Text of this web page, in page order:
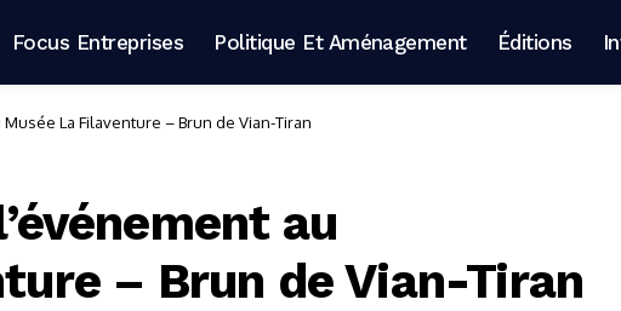
Focus Entreprises Politique Et Aménagement Éditions
La Filaventure – Brun de Vian-Tiran
au
– Brun de Vian-Tiran